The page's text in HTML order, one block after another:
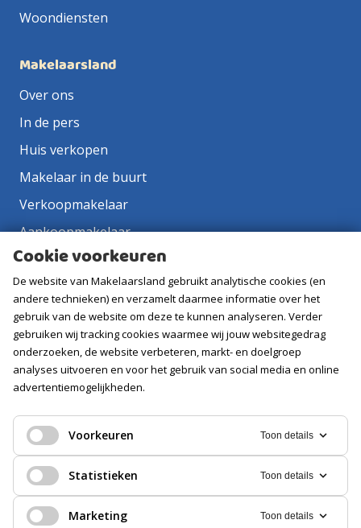
Woondiensten
Makelaarsland
Over ons
In de pers
Huis verkopen
Makelaar in de buurt
Verkoopmakelaar
Aankoopmakelaar
Contact
Vacatures
Volg ons
Cookie voorkeuren
De website van Makelaarsland gebruikt analytische cookies (en
andere technieken) en verzamelt daarmee informatie over het
gebruik van de website om deze te kunnen analyseren. Verder
gebruiken wij tracking cookies waarmee wij jouw websitegedrag
onderzoeken, de website verbeteren, markt- en doelgroep
analyses uitvoeren en voor het gebruik van social media en online
advertentiemogelijkheden.
Voorkeuren Toon details
Statistieken Toon details
Marketing Toon details